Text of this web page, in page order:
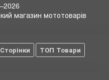
магазин мототоварів
ТОП Товари